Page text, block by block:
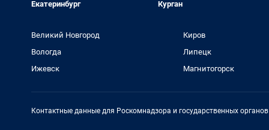
Екатеринбург
Курган
Великий Новгород
Вологда
Ижевск
Киров
Липецк
Магнитогорск
Контактные данные для Роскомнадзора и государственных органов